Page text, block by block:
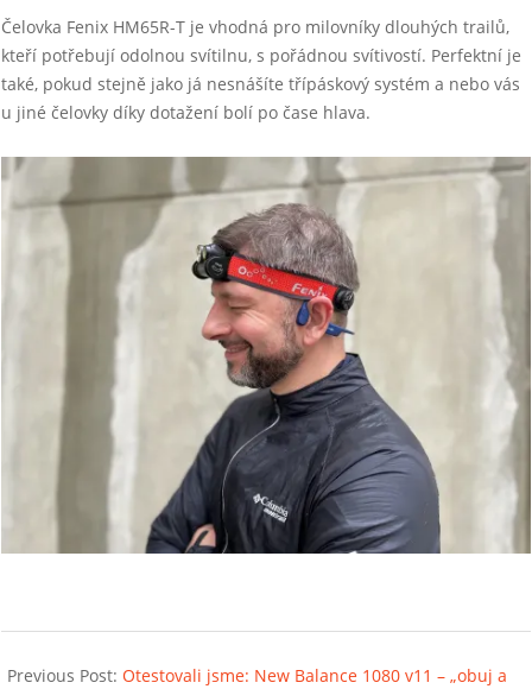
Čelovka Fenix HM65R-T je vhodná pro milovníky dlouhých trailů,
kteří potřebují odolnou svítilnu, s pořádnou svítivostí. Perfektní je
také, pokud stejně jako já nesnášíte třípáskový systém a nebo vás
u jiné čelovky díky dotažení bolí po čase hlava.
12-
Previous Post: Otestovali jsme: New Balance 1080 v11 – „obuj a